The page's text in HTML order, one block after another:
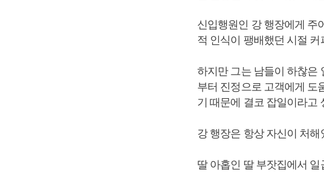
신입행원인 강 행장에게 주
적 인식이 팽배했던 시절
하지만 그는 남들이 하찮은
부터 진정으로 고객에게 도
기 때문에 결코 잡일이라고
강 행장은 항상 자신이 처
딸 아홉인 딸 부잣집에서